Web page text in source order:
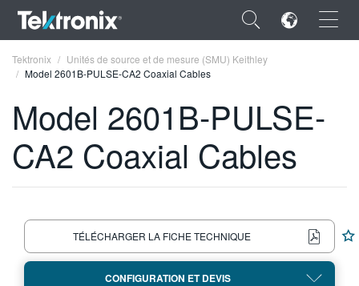
×
ENGLISH
FRANÇAIS
DEUTSCH
VIỆT NAM
Tektronix
Unités de source et de mesure (SMU) Keithley
Model 2601B-PULSE-CA2 Coaxial Cables
Model 2601B-PULSE-
CA2 Coaxial Cables
TÉLÉCHARGER LA FICHE TECHNIQUE
CONFIGURATION ET DEVIS